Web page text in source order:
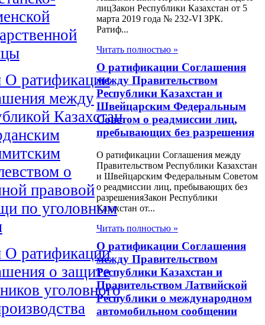
О ратификации
между
Казахстан
о
правовой
по уголовным
О ратификации
о защите
уголовного
лицЗакон Республики Казахстан от 5
марта 2019 года № 232-VІ ЗРК.
Ратиф...
Читать полностью »
О ратификации Соглашения
между Правительством
Республики Казахстан и
Швейцарским Федеральным
Советом о реадмиссии лиц,
пребывающих без разрешения
О ратификации Соглашения между
Правительством Республики Казахстан
и Швейцарским Федеральным Советом
о реадмиссии лиц, пребывающих без
разрешенияЗакон Республики
Казахстан от...
Читать полностью »
О ратификации Соглашения
между Правительством
Республики Казахстан и
Правительством Латвийской
Республики о международном
автомобильном сообщении